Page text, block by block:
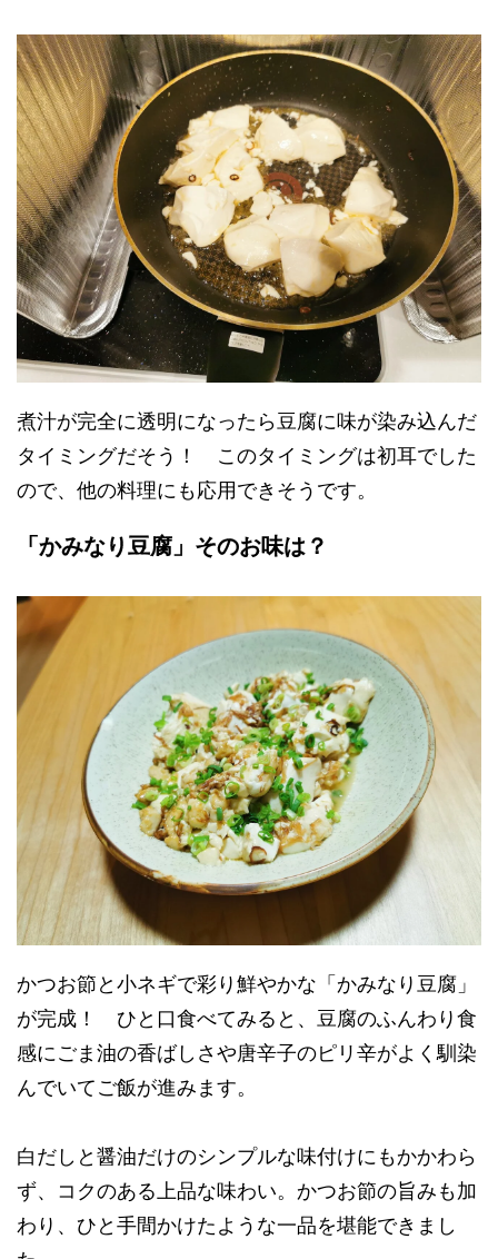
煮汁が完全に透明になったら豆腐に味が染み込んだ
タイミングだそう！ このタイミングは初耳でした
ので、他の料理にも応用できそうです。
「かみなり豆腐」そのお味は？
かつお節と小ネギで彩り鮮やかな「かみなり豆腐」
が完成！ ひと口食べてみると、豆腐のふんわり食
感にごま油の香ばしさや唐辛子のピリ辛がよく馴染
んでいてご飯が進みます。
白だしと醤油だけのシンプルな味付けにもかかわら
ず、コクのある上品な味わい。かつお節の旨みも加
わり、ひと手間かけたような一品を堪能できまし